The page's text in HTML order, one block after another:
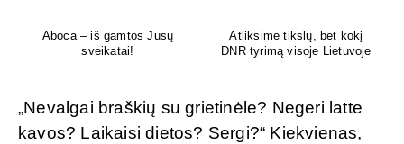
Aboca – iš gamtos Jūsų
sveikatai!
Atliksime tikslų, bet kokį
DNR tyrimą visoje Lietuvoje
„Nevalgai braškių su grietinėle? Negeri latte
kavos? Laikaisi dietos? Sergi?“ Kiekvienas,